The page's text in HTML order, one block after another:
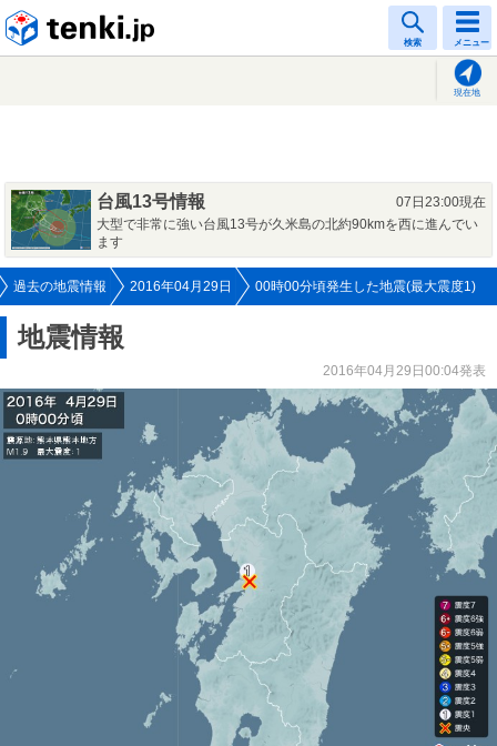
検索 メニュー
現在地
台風13号情報
07日23:00現在
大型で非常に強い台風13号が久米島の北約90kmを西に進んでい
ます
過去の地震情報 2016年04月29日 00時00分頃発生した地震(最大震度1)
地震情報
2016年04月29日00:04発表